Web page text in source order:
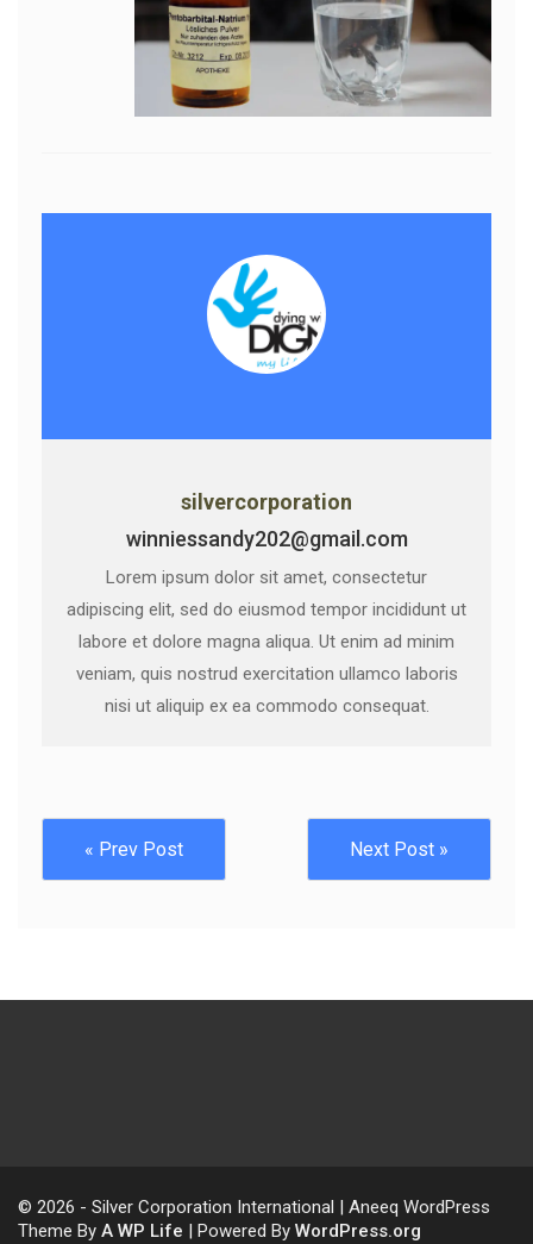
silvercorporation
winniessandy202@gmail.com
Lorem ipsum dolor sit amet, consectetur
adipiscing elit, sed do eiusmod tempor incididunt ut
labore et dolore magna aliqua. Ut enim ad minim
veniam, quis nostrud exercitation ullamco laboris
nisi ut aliquip ex ea commodo consequat.
« Prev Post Next Post »
© 2026 - Silver Corporation International | Aneeq WordPress
Theme By A WP Life | Powered By WordPress.org